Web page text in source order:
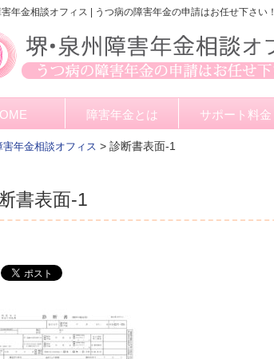
年金相談オフィス | うつ病の障害年金の申請はお任せ下さい！
障害年金とは サポート料金
害年金相談オフィス > 診断書表面-1
書表面-1